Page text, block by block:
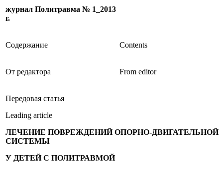
журнал Политравма № 1 _2013
г.
Содержание Contents
От редактора From editor
Передовая статья
Leading article
ЛЕЧЕНИЕ ПОВРЕЖДЕНИЙ ОПОРНО-ДВИГАТЕЛЬНОЙ
СИСТЕМЫ
У ДЕТЕЙС ПОЛИТРАВМОЙ